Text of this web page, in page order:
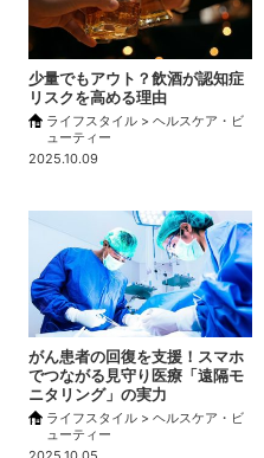
少量でもアウト？飲酒が認知症
リスクを高める理由
ライフスタイル > ヘルスケア・ビ
ューティー
2025.10.09
がん患者の回復を支援！スマホ
でつながる見守り医療「遠隔モ
ニタリング」の実力
ライフスタイル > ヘルスケア・ビ
ューティー